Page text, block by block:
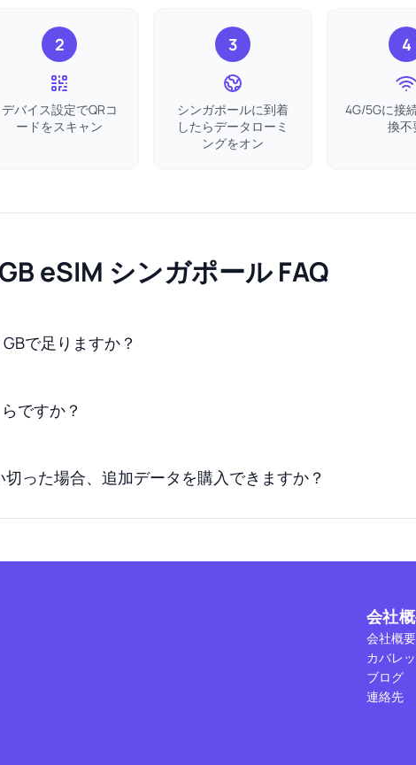
2
デバイス設定でQRコ
ードをスキャン
3
シンガポールに到着
したらデータローミ
ングをオン
4
4G/5Gに接
換不
eSIM シンガポール FAQ
で足りますか？
ですか？
った場合、追加データを購入できますか？
会社
会社概要
カバレ
ブログ
連絡先